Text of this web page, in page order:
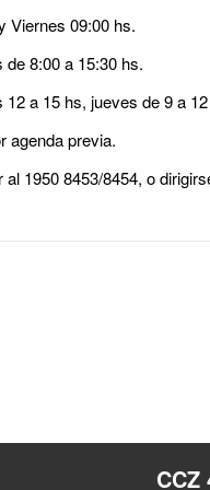
Viernes 09:00 hs.
de 8:00 a 15:30 hs.
a 15 hs, jueves de 9 a
agenda previa.
1950 8453/8454, o
CCZ